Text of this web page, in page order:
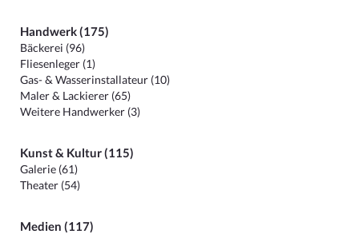
Handwerk (175)
Bäckerei (96)
Fliesenleger (1)
Gas- & Wasserinstallateur (10)
Maler & Lackierer (65)
Weitere Handwerker (3)
Kunst & Kultur (115)
Galerie (61)
Theater (54)
Medien (117)